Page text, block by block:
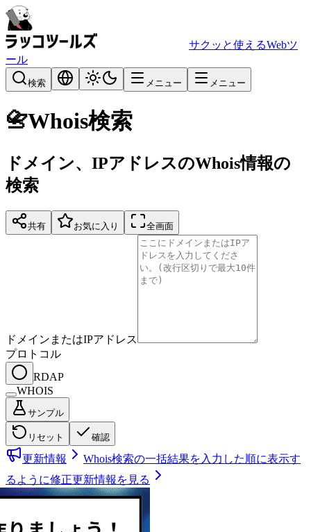
サクッと使えるWebツ
ール
検索 メニュー メニュー
📇Whois検索
ドメイン、IPアドレスのWhois情報の
検索
共有 お気に入り 全画面
ドメインまたはIPアドレス
プロトコル
RDAP
WHOIS
サンプル
リセット 確認
更新情報
Whois検索の一括結果を入力した順に表示す
るように修正更新情報を見る